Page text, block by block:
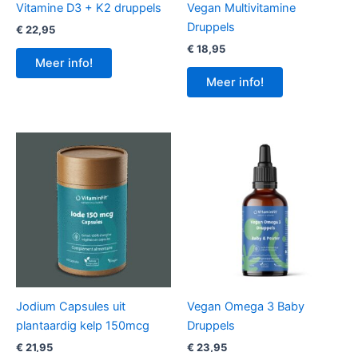
Vitamine D3 + K2 druppels
€ 22,95
Meer info!
Vegan Multivitamine
Druppels
€ 18,95
Meer info!
Jodium Capsules uit
plantaardig kelp 150mcg
€ 21,95
Vegan Omega 3 Baby
Druppels
€ 23,95